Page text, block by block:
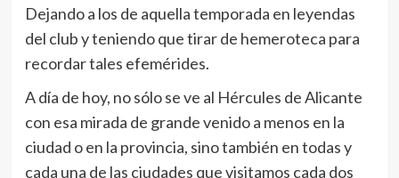
Dejando a los de aquella temporada en leyendas
del club y teniendo que tirar de hemeroteca para
recordar tales efemérides.
A día de hoy, no sólo se ve al Hércules de Alicante
con esa mirada de grande venido a menos en la
ciudad o en la provincia, sino también en todas y
cada una de las ciudades que visitamos cada dos